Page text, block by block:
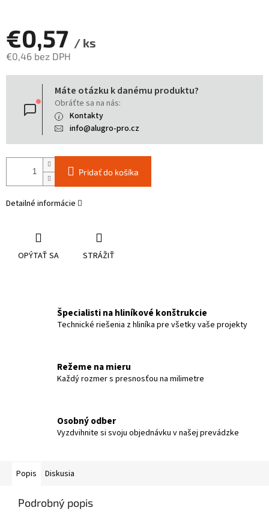
€0,57 / ks
€0,46 bez DPH
Jednotková
Máte otázku k danému produktu?
Obráťte sa na nás:
Kontakty
info@alugro-pro.cz
Pridať do košíka
Detailné informácie
OPÝTAŤ SA STRÁŽIŤ
Špecialisti na hliníkové konštrukcie
Technické riešenia z hliníka pre všetky vaše projekty
Režeme na mieru
Každý rozmer s presnosťou na milimetre
Osobný odber
Vyzdvihnite si svoju objednávku v našej prevádzke
Popis Diskusia
Podrobný popis